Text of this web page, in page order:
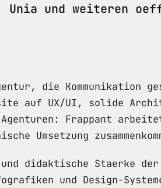
Unia und weiteren
die Kommunikation
auf UX/UI, solide
Frappant
Umsetzung
Staerke der
und Design-